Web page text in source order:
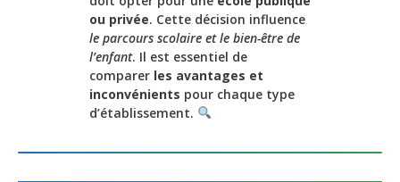
ou privée. Cette décision influence
le parcours scolaire et le bien-être de
l’enfant. Il est essentiel de
comparer les avantages et
inconvénients pour chaque type
d’établissement.